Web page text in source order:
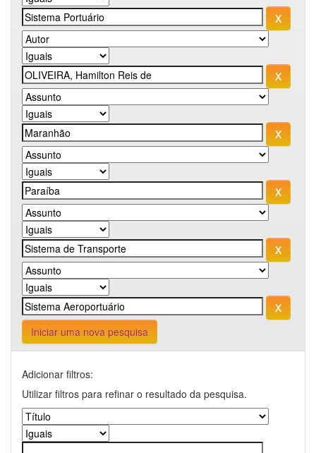
Iniciar uma nova pesquisa
Adicionar filtros:
Utilizar filtros para refinar o resultado da pesquisa.